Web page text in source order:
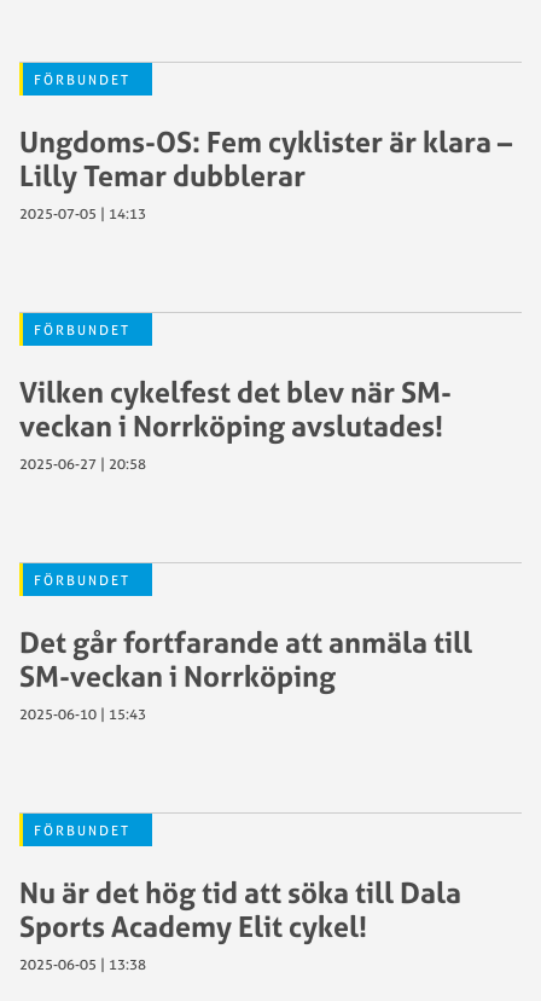
FÖRBUNDET
Ungdoms-OS: Fem cyklister är klara –
Lilly Temar dubblerar
2025-07-05 | 14:13
FÖRBUNDET
Vilken cykelfest det blev när SM-
veckan i Norrköping avslutades!
2025-06-27 | 20:58
FÖRBUNDET
Det går fortfarande att anmäla till
SM-veckan i Norrköping
2025-06-10 | 15:43
FÖRBUNDET
Nu är det hög tid att söka till Dala
Sports Academy Elit cykel!
2025-06-05 | 13:38